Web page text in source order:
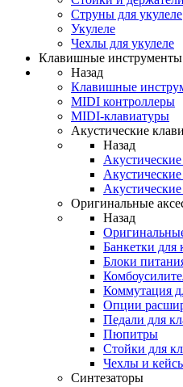
Струны для укулеле
Укулеле
Чехлы для укулеле
Клавишные инструменты
Назад
Клавишные
MIDI контроллеры
MIDI-клавиатуры
Акустические
Назад
Оригинальные
Назад
Банкетки
Блоки
Коммутация
Опции
Педали для
Пюпитры
Стойки для
Чехлы и
Синтезаторы